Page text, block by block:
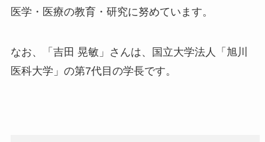
医学・医療の教育・研究に努めています。
なお、「吉田 晃敏」さんは、国立大学法人「旭川
医科大学」の第7代目の学長です。